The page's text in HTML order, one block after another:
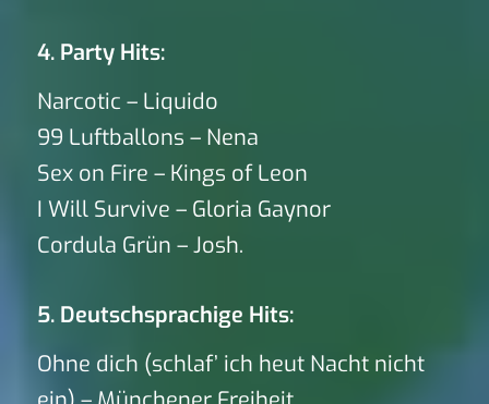
4. Party Hits:
Narcotic – Liquido
99 Luftballons – Nena
Sex on Fire – Kings of Leon
I Will Survive – Gloria Gaynor
Cordula Grün – Josh.
5. Deutschsprachige Hits:
Ohne dich (schlaf’ ich heut Nacht nicht